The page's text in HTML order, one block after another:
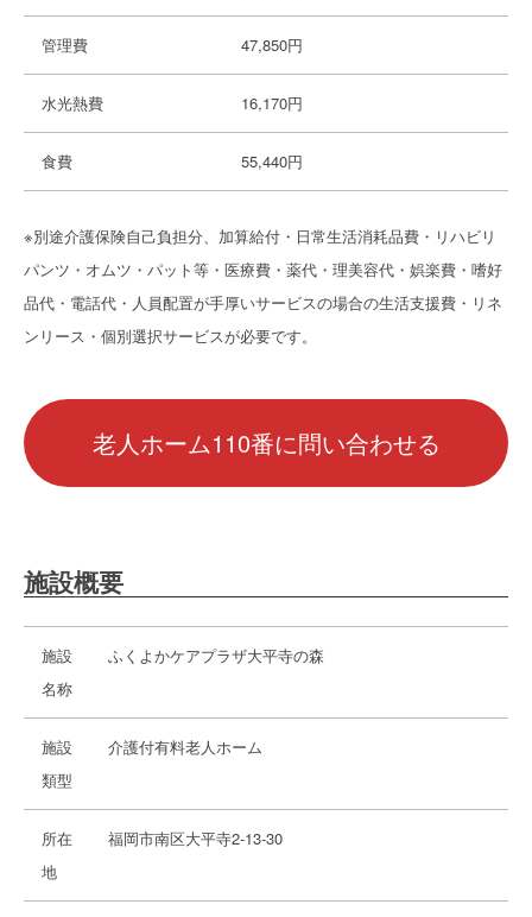
管理費 47,850円
水光熱費 16,170円
食費 55,440円
※別途介護保険自己負担分、加算給付・日常生活消耗品費・リハビリ
パンツ・オムツ・パット等・医療費・薬代・理美容代・娯楽費・嗜好
品代・電話代・人員配置が手厚いサービスの場合の生活支援費・リネ
ンリース・個別選択サービスが必要です。
老人ホーム110番に問い合わせる
施設概要
施設
名称
ふくよかケアプラザ大平寺の森
施設
類型
介護付有料老人ホーム
所在
地
福岡市南区大平寺2-13-30